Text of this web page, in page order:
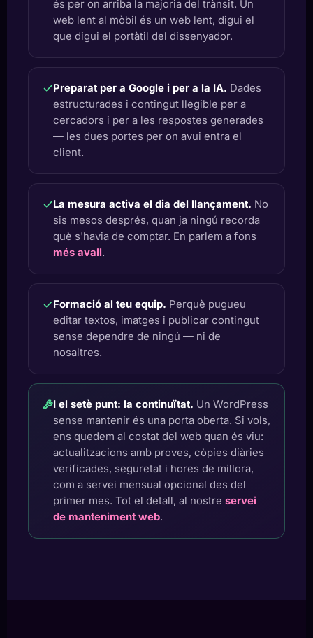
és per on arriba la majoria del trànsit. Un
web lent al mòbil és un web lent, digui el
que digui el portàtil del dissenyador.
Preparat per a Google i per a la IA. Dades
estructurades i contingut llegible per a
cercadors i per a les respostes generades
— les dues portes per on avui entra el
client.
La mesura activa el dia del llançament. No
sis mesos després, quan ja ningú recorda
què s'havia de comptar. En parlem a fons
més avall.
Formació al teu equip. Perquè pugueu
editar textos, imatges i publicar contingut
sense dependre de ningú — ni de
nosaltres.
I el setè punt: la continuïtat. Un WordPress
sense mantenir és una porta oberta. Si vols,
ens quedem al costat del web quan és viu:
actualitzacions amb proves, còpies diàries
verificades, seguretat i hores de millora,
com a servei mensual opcional des del
primer mes. Tot el detall, al nostre servei
de manteniment web.